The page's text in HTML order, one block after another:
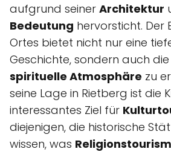
aufgrund seiner Architektur
Bedeutung hervorsticht. Der
Ortes bietet nicht nur eine
Geschichte, sondern auch
spirituelle Atmosphäre zu
seine Lage in Rietberg ist die
interessantes Ziel für
diejenigen, die historische
wissen, was